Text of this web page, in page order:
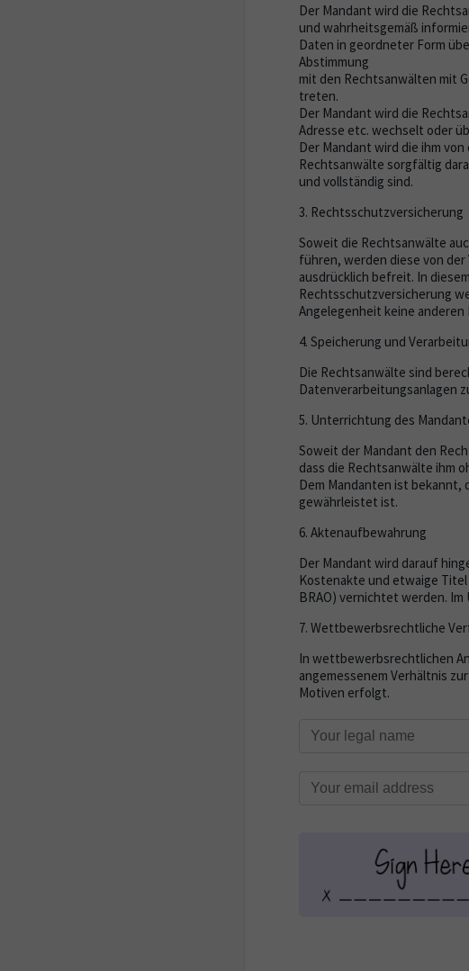
Der Mandant wird die
und wahrheitsgemäß
Daten in geordneter Form
Abstimmung
mit den Rechtsanwälten mit
treten.
Der Mandant wird die
Adresse etc. wechselt oder
Der Mandant wird die ihm
Rechtsanwälte sorgfältig
und vollständig sind.
3. Rechtsschutzversicherung
Soweit die Rechtsanwälte
führen, werden diese von
ausdrücklich befreit. In
Rechtsschutzversicherung
Angelegenheit keine
4. Speicherung und
Die Rechtsanwälte sind
Datenverarbeitungsanlagen
5. Unterrichtung des
Soweit der Mandant den
dass die Rechtsanwälte ihm
Dem Mandanten ist bekannt,
gewährleistet ist.
6. Aktenaufbewahrung
Der Mandant wird darauf
Kostenakte und etwaige Titel
BRAO) vernichtet werden. Im
7. Wettbewerbsrechtliche
In wettbewerbsrechtlichen
angemessenem Verhältnis
Motiven erfolgt.